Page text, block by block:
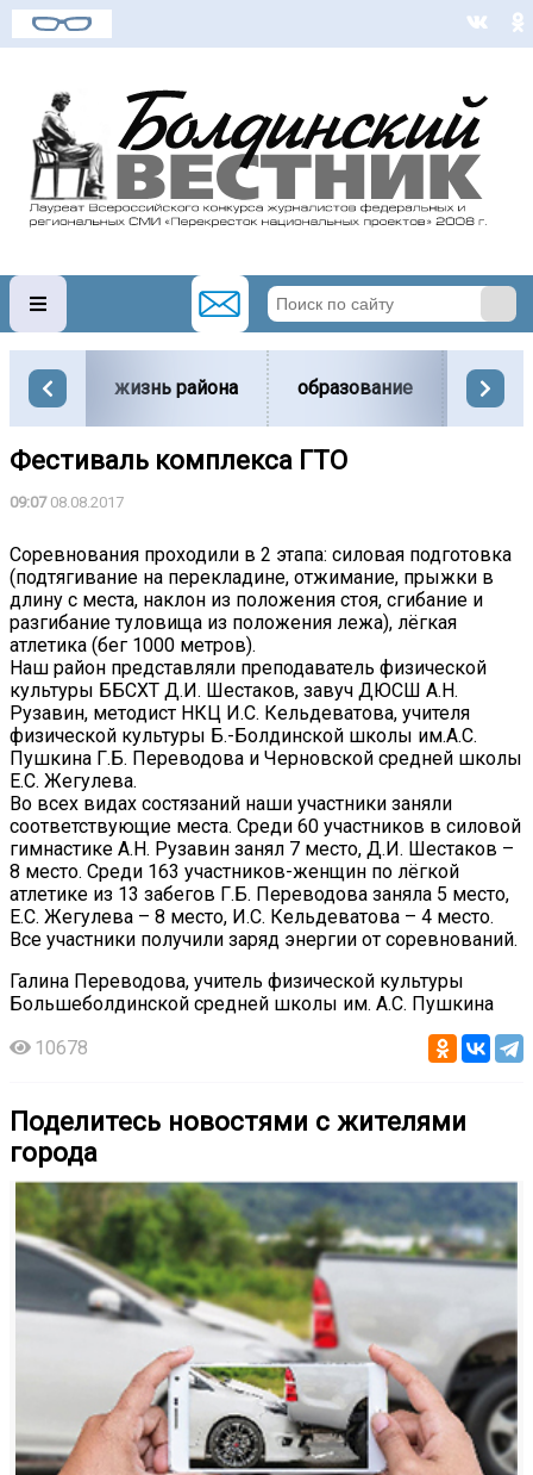
жизнь района образование
Фестиваль комплекса ГТО
09:0708.08.2017
Соревнования проходили в 2 этапа: силовая подготовка
(подтягивание на перекладине, отжимание, прыжки в
длину с места, наклон из положения стоя, сгибание и
разгибание туловища из положения лежа), лёгкая
атлетика (бег 1000 метров).
Наш район представляли преподаватель физической
культуры ББСХТ Д.И. Шестаков, завуч ДЮСШ А.Н.
Рузавин, методист НКЦ И.С. Кельдеватова, учителя
физической культуры Б.-Болдинской школы им.А.С.
Пушкина Г.Б. Переводова и Черновской средней школы
Е.С. Жегулева.
Во всех видах состязаний наши участники заняли
соответствующие места. Среди 60 участников в силовой
гимнастике А.Н. Рузавин занял 7 место, Д.И. Шестаков –
8 место. Среди 163 участников-женщин по лёгкой
атлетике из 13 забегов Г.Б. Переводова заняла 5 место,
Е.С. Жегулева – 8 место, И.С. Кельдеватова – 4 место.
Все участники получили заряд энергии от соревнований.
Галина Переводова, учитель физической культуры
Большеболдинской средней школы им. А.С. Пушкина
10678
Поделитесь новостями с жителями
города